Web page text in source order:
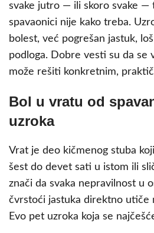
svake jutro — ili skoro svake —
spavaonici nije kako treba.
bolest, već pogrešan jastuk,
podloga. Dobre vesti su da se
može rešiti konkretnim,
Bol u vratu od
uzroka
Vrat je deo kičmenog stuba
šest do devet sati u istom ili
znači da svaka nepravilnost u
čvrstoći jastuka direktno utiče
Evo pet uzroka koja se